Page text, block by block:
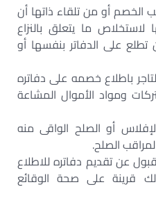
الخصم أو من تلقاء ذاتها أن
لاستخلاص ما يتعلق بالنزاع
على الدفاتر بنفسها أو
باطلاع خصمه على دفاتره
ومواد الأموال المشاعة
أو الصلح الواقى منه
الصلح.
عن تقديم دفاتره للاطلاع
قرينة على صحة الوقائع